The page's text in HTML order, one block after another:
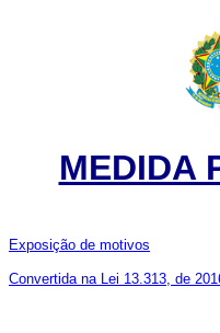
MEDIDA
Exposição de motivos
Convertida na Lei 13.313, de